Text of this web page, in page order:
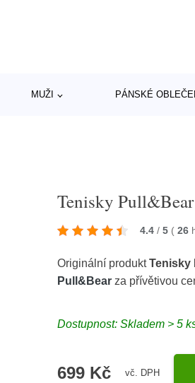
MUŽI PÁNSKÉ
Tenisky
4.4 / 5 ( 26
Originální produktTenisky
Pull&Bear za přívětivou
Dostupnost: Skladem > 5
699 Kč vč. DPH